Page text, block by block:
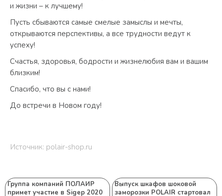
и жизни – к лучшему!
Пусть сбываются самые смелые замыслы и мечты,
открываются перспективы, а все трудности ведут к
успеху!
Счастья, здоровья, бодрости и жизнелюбия вам и вашим
близким!
Спасибо, что вы с нами!
До встречи в Новом году!
Источник: polair-shop.ru
Группа компаний ПОЛАИР
примет участие в Sigep 2020
Выпуск шкафов шоковой
заморозки POLAIR стартовал